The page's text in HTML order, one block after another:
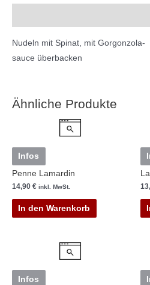
Nudeln mit Spinat, mit Gorgonzola-
sauce überbacken
Ähnliche Produkte
Infos
Penne Lamardin
14,90 € inkl. MwSt.
In den Warenkorb
Infos